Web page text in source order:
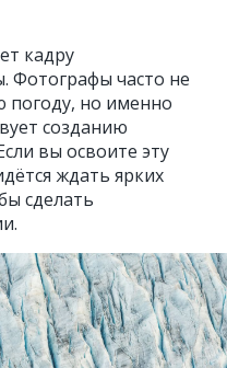
кадру
Фотографы часто не
погоду, но именно
созданию
вы освоите эту
ждать ярких
сделать